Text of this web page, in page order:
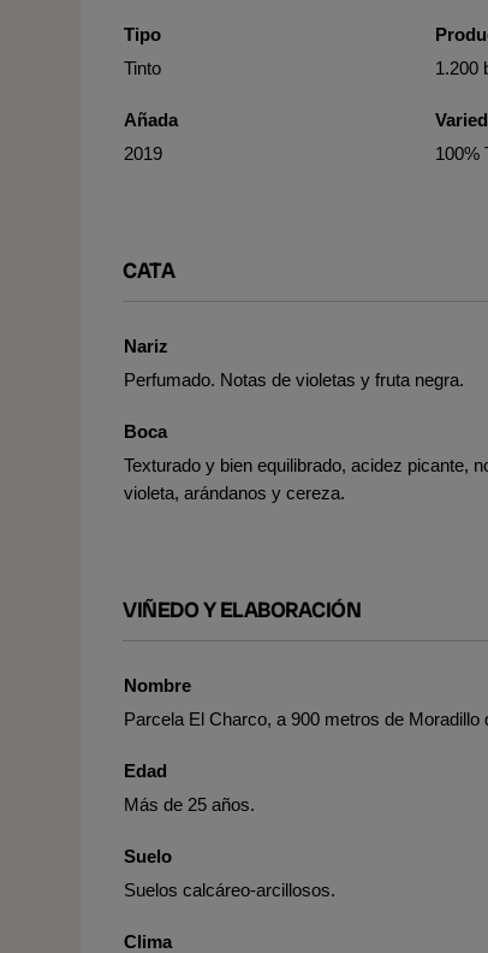
Tipo
Tinto
Añada
2019
1.200
100%
CATA
Nariz
Perfumado. Notas de violetas y fruta negra.
Boca
Texturado y bien equilibrado, acidez picante,
violeta, arándanos y cereza.
VIÑEDO Y ELABORACIÓN
Nombre
Parcela El Charco, a 900 metros de Moradillo
Edad
Más de 25 años.
Suelo
Suelos calcáreo-arcillosos.
Clima